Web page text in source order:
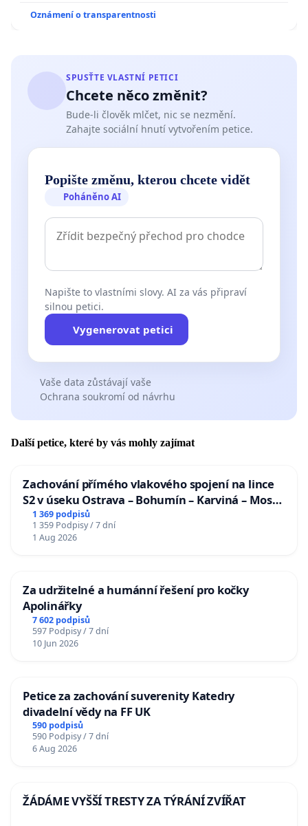
Oznámení o transparentnosti
SPUSŤTE VLASTNÍ PETICI
Chcete něco změnit?
Bude-li člověk mlčet, nic se nezmění.
Zahajte sociální hnutí vytvořením petice.
Popište změnu, kterou chcete vidět
Poháněno AI
Napište to vlastními slovy. AI za vás připraví
silnou petici.
Vygenerovat petici
Vaše data zůstávají vaše
Ochrana soukromí od návrhu
Další petice, které by vás mohly zajímat
Zachování přímého vlakového spojení na lince
S2 v úseku Ostrava – Bohumín – Karviná – Mosty
u Jablunkova
1 369 podpisů
1 359 Podpisy / 7 dní
1 Aug 2026
Za udržitelné a humánní řešení pro kočky
Apolinářky
7 602 podpisů
597 Podpisy / 7 dní
10 Jun 2026
Petice za zachování suverenity Katedry
divadelní vědy na FF UK
590 podpisů
590 Podpisy / 7 dní
6 Aug 2026
ŽÁDÁME VYŠŠÍ TRESTY ZA TÝRÁNÍ ZVÍŘAT